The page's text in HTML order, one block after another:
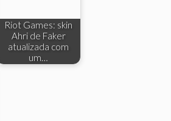
Riot Games: skin
Ahri de Faker
atualizada com
um…